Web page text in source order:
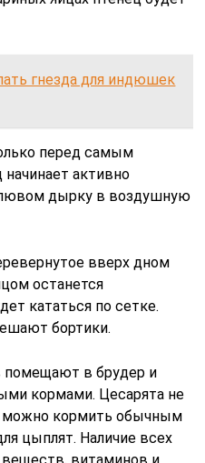
гнезда для индюшек
перед самым
активно
дырку в воздушную
вверх дном
останется
кататься по сетке.
бортики.
помещают в брудер и
кормами. Цесарята не
можно кормить обычным
цыплят. Наличие всех